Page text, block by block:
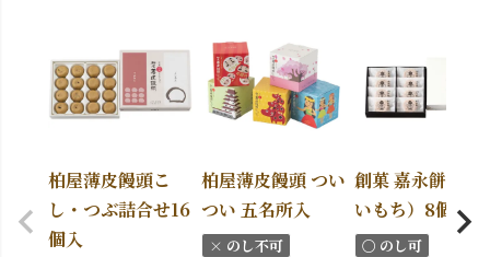
柏屋薄皮饅頭こ
し・つぶ詰合せ16
個入
柏屋薄皮饅頭 つい
つい 五名所入
× のし不可
創菓 嘉永餅（か
いもち）8個入
〇 のし可